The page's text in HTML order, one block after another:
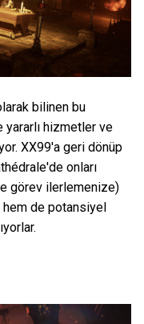
bilinen bu
hizmetler ve
XX99'a geri dönüp
onları
görev ilerlemenize)
hem de potansiyel